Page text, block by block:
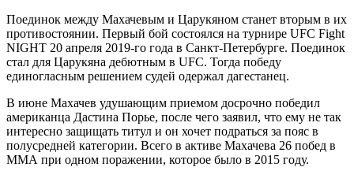
Поединок между Махачевым и Царукяном станет вторым в их
противостоянии. Первый бой состоялся на турнире UFC Fight
NIGHT 20 апреля 2019-го года в Санкт-Петербурге. Поединок
стал для Царукяна дебютным в UFC. Тогда победу
единогласным решением судей одержал дагестанец.
В июне Махачев удушающим приемом досрочно победил
американца Дастина Порье, после чего заявил, что ему не так
интересно защищать титул и он хочет подраться за пояс в
полусредней категории. Всего в активе Махачева 26 побед в
ММА при одном поражении, которое было в 2015 году.